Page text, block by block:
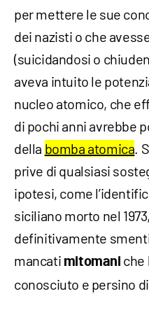
per mettere le sue
dei nazisti o che
(suicidandosi o
aveva intuito le
nucleo atomico, che
di pochi anni avrebbe
della bomba atomica.
prive di qualsiasi
ipotesi, come
siciliano morto nel
definitivamente
mancati mitomani che
conosciuto e persino